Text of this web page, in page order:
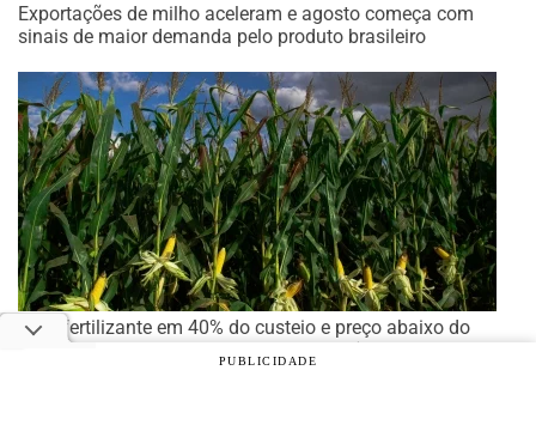
Exportações de milho aceleram e agosto começa com
sinais de maior demanda pelo produto brasileiro
Com fertilizante em 40% do custeio e preço abaixo do
custo total, safrinha de milho exige eficiência
PUBLICIDADE